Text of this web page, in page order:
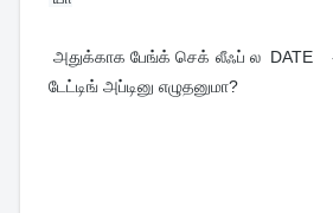
அதுக்காக பேங்க் செக் லீஃப் ல  DATE    - காலம் ல டில் நவ் நோ
டேட்டிங் அப்டினு எழுதனுமா?